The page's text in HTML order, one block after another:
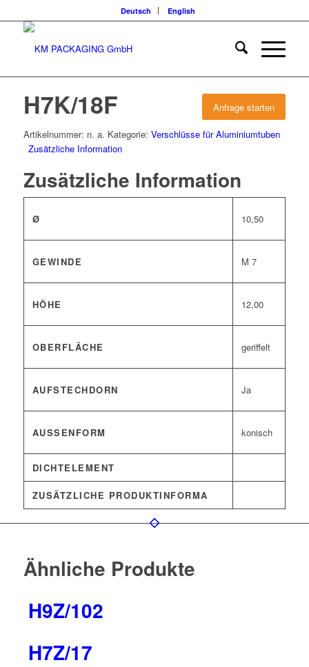
Deutsch English
Anfrage starten
H7K/18F
Artikelnummer: n. a. Kategorie: Verschlüsse für Aluminiumtuben
Zusätzliche Information
Zusätzliche Information
Ø 10,50
GEWINDE M 7
HÖHE 12,00
OBERFLÄCHE geriffelt
AUFSTECHDORN Ja
AUSSENFORM konisch
DICHTELEMENT
ZUSÄTZLICHE PRODUKTINFORMA
Ähnliche Produkte
H9Z/102
H7Z/17